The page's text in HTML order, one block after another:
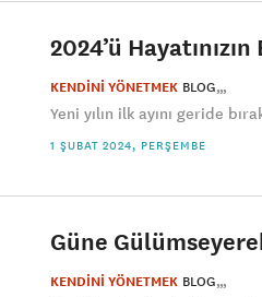
2024’ü
KENDİNİ YÖNETMEK BLOG
Yeni yılın ilk ayını geride
1 ŞUBAT 2024, PERŞEMBE
Güne
KENDİNİ YÖNETMEK BLOG